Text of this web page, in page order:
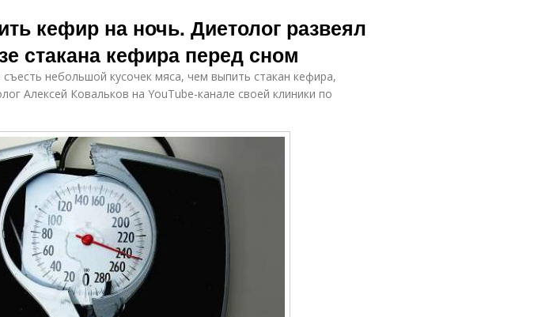
кефир на ночь. Диетолог развеял
стакана кефира перед сном
небольшой кусочек мяса, чем выпить стакан кефира,
Алексей Ковальков на YouTube-канале своей клиники по